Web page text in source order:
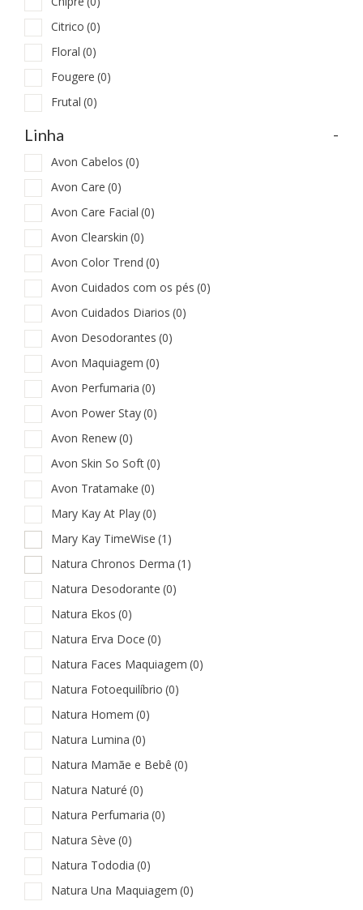
Citrico (0)
Floral (0)
Fougere (0)
Frutal (0)
Linha -
Avon Cabelos (0)
Avon Care (0)
Avon Care Facial (0)
Avon Clearskin (0)
Avon Color Trend (0)
Avon Cuidados com os pés (0)
Avon Cuidados Diarios (0)
Avon Desodorantes (0)
Avon Maquiagem (0)
Avon Perfumaria (0)
Avon Power Stay(0)
Avon Renew(0)
Avon Skin So Soft(0)
Avon Tratamake (0)
Mary Kay At Play(0)
Mary Kay TimeWise (1)
Natura Chronos Derma (1)
Natura Desodorante (0)
Natura Ekos (0)
Natura Erva Doce (0)
Natura Faces Maquiagem (0)
Natura Fotoequilíbrio (0)
Natura Homem (0)
Natura Lumina (0)
Natura Mamãe e Bebê (0)
Natura Naturé (0)
Natura Perfumaria (0)
Natura Sève (0)
Natura Tododia (0)
Natura Una Maquiagem (0)